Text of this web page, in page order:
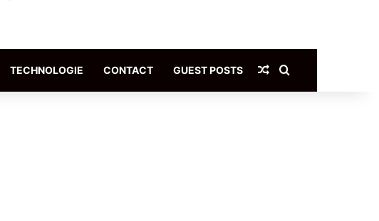
TECHNOLOGIE CONTACT GUEST POSTS Article Aléatoire